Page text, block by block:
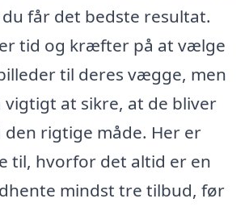
får det bedste resultat.
tid og kræfter på at vælge
til deres vægge, men
vigtigt at sikre, at de bliver
rigtige måde. Her er
til, hvorfor det altid er en
mindst tre tilbud, før